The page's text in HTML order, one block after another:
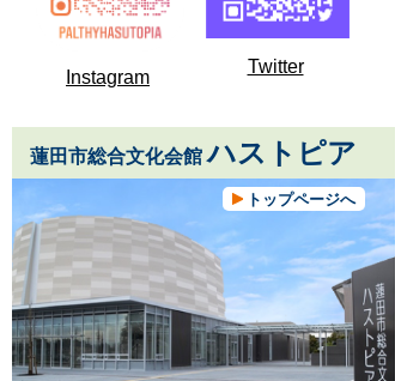
Instagram
Twitter
蓮田市総合文化会館ハストピア
トップページへ